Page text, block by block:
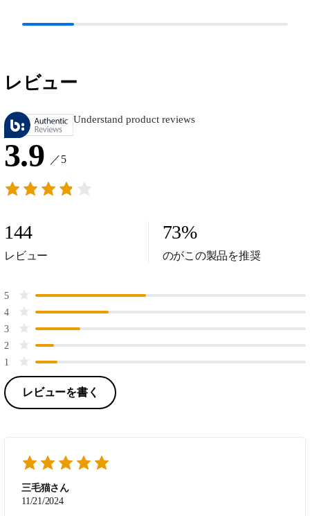
レビュー
Understand product reviews
3.9 ／5
144
レビュー
73%
のがこの製品を推奨
5
4
3
2
1
レビューを書く
三毛猫さん
11/21/2024